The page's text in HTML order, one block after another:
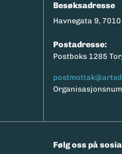
Besøksadresse
Havnegata 9,
Postadresse:
Postboks 1285
Følg oss på